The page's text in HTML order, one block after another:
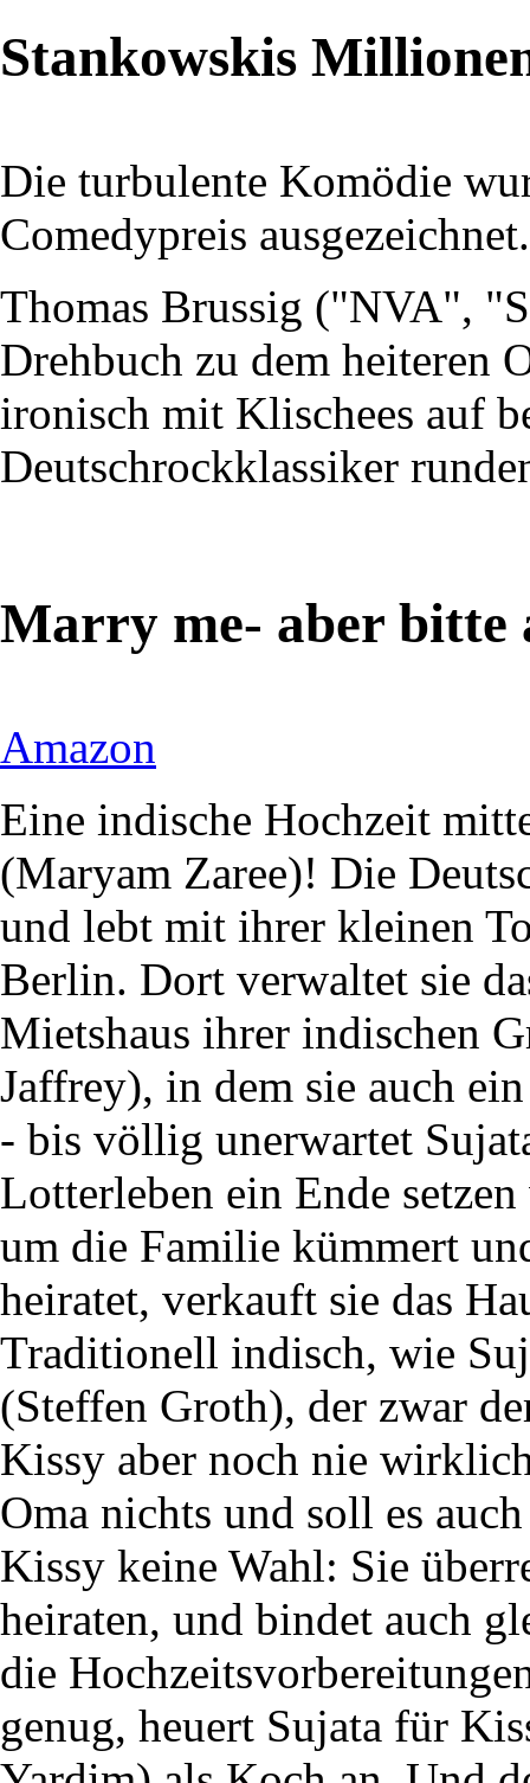
Stankowskis
Die turbulente Komödie
Comedypreis ausgezeichnet.
Thomas Brussig ("NVA",
Drehbuch zu dem heiteren
ironisch mit Klischees auf
Deutschrockklassiker
Marry me- aber bitte
Amazon
Eine indische Hochzeit
(Maryam Zaree)! Die
und lebt mit ihrer kleinen
Berlin. Dort verwaltet sie
Mietshaus ihrer indischen
Jaffrey), in dem sie auch
- bis völlig unerwartet
Lotterleben ein Ende
um die Familie kümmert
heiratet, verkauft sie das
Traditionell indisch, wie
(Steffen Groth), der zwar
Kissy aber noch nie
Oma nichts und soll es
Kissy keine Wahl: Sie
heiraten, und bindet auch
die
genug, heuert Sujata für